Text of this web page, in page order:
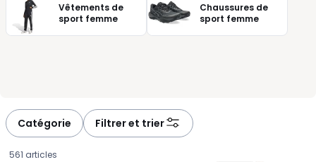
Vêtements de
sport femme
Chaussures de
sport femme
Catégorie Filtrer et trier
561 articles